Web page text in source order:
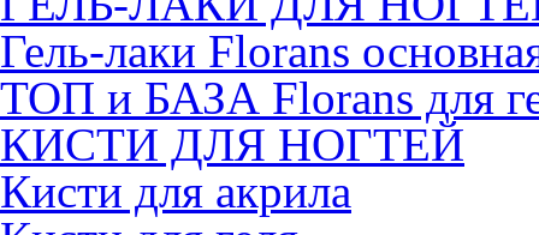
Гель-лаки Florans
ТОП и БАЗА Florans для
КИСТИ ДЛЯ НОГТЕЙ
Кисти для акрила